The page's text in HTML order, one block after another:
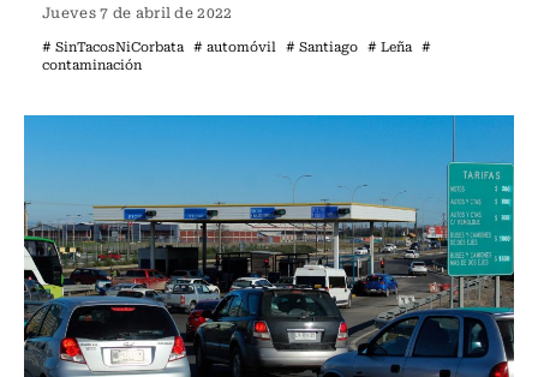
Jueves 7 de abril de 2022
# SinTacosNiCorbata # automóvil # Santiago # Leña #
contaminación